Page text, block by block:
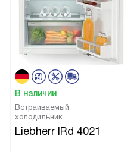
В наличии
Встраиваемый
холодильник
Liebherr IRd 4021